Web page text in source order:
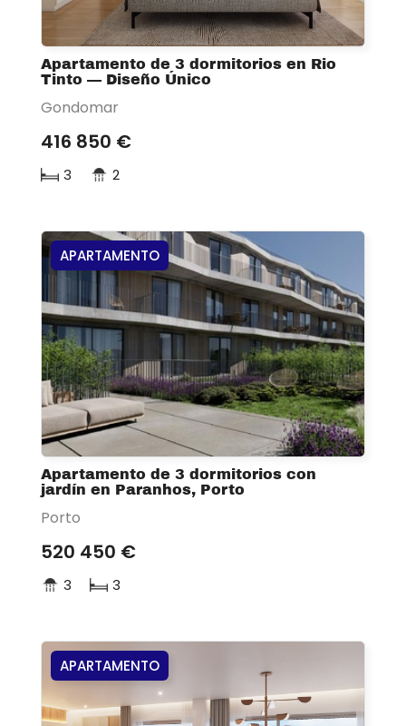
Apartamento de 3 dormitorios en Rio
Tinto — Diseño Único
Gondomar
416 850 €
3 2
APARTAMENTO
Apartamento de 3 dormitorios con
jardín en Paranhos, Porto
Porto
520 450 €
3 3
APARTAMENTO